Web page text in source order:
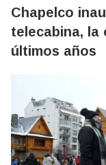
Chapelco
telecabina, la
últimos años